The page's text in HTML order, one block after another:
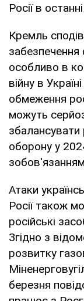
Росії в
Кремль
особливо в
війну в
обмеження
можуть
збалансувати
оборону у
Атаки
Росії також
російські
Згідно з
розвитку
березня